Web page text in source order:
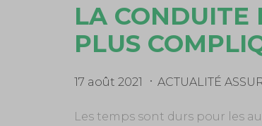
LA CONDUITE
PLUS
17 août 2021 ACTUALITÉ
Les temps sont durs pour les